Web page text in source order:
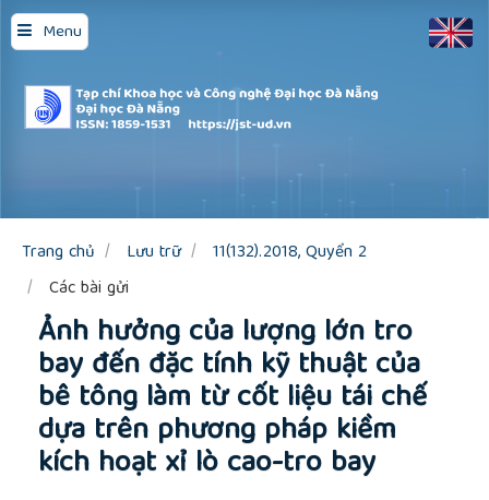
Menu
Quick
jump
to
page
content
Main
Sidebar
Trang chủ Lưu trữ
11(132).2018, Quyển 2
Các bài gửi
Ảnh hưởng của lượng lớn tro
bay đến đặc tính kỹ thuật của
bê tông làm từ cốt liệu tái chế
dựa trên phương pháp kiềm
kích hoạt xỉ lò cao-tro bay